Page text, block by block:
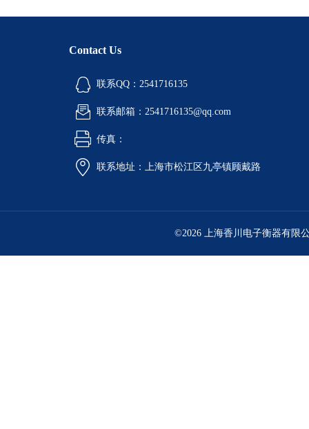
Contact Us
联系QQ：2541716135
联系邮箱：2541716135@qq.com
传真：
联系地址：上海市松江区九亭镇顾戴路
©2026 上海香川电子衡器有限